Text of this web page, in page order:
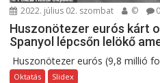
2022. július 02. szombat © 0
Huszonötezer eurós kárt
Spanyol lépcsőn lelökő
Huszonötezer eurós (9,8 millió
Oktatás Slidex